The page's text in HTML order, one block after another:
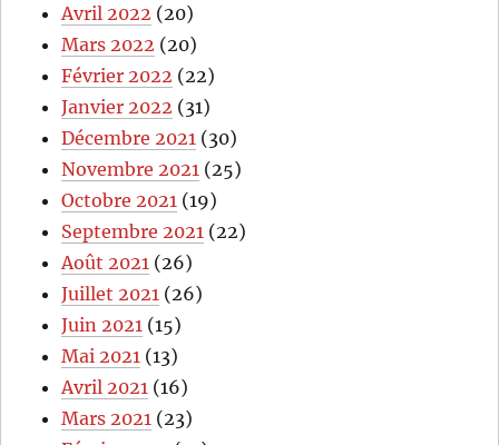
Avril 2022 (20)
Mars 2022 (20)
Février 2022 (22)
Janvier 2022 (31)
Décembre 2021 (30)
Novembre 2021 (25)
Octobre 2021 (19)
Septembre 2021 (22)
Août 2021 (26)
Juillet 2021 (26)
Juin 2021 (15)
Mai 2021 (13)
Avril 2021 (16)
Mars 2021 (23)